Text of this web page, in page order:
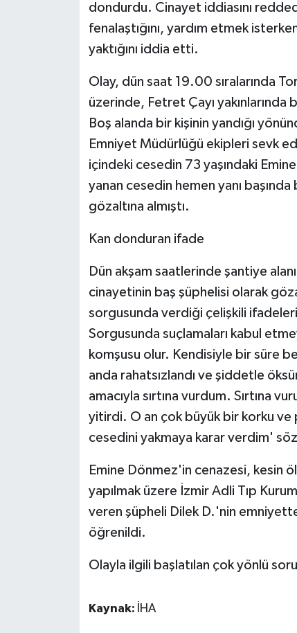
dondurdu. Cinayet iddiasını
fenalaştığını, yardım etmek
yaktığını iddia etti.
Olay, dün saat 19.00 sıralarında
üzerinde, Fetret Çayı
Boş alanda bir kişinin yandığı
Emniyet Müdürlüğü ekipleri sevk
içindeki cesedin 73 yaşındaki
yanan cesedin hemen yanı
gözaltına almıştı.
Kan donduran ifade
Dün akşam saatlerinde şantiye
cinayetinin baş şüphelisi olarak
sorgusunda verdiği çelişkili
Sorgusunda suçlamaları kabul
komşusu olur. Kendisiyle bir süre
anda rahatsızlandı ve şiddetle
amacıyla sırtına vurdum. Sırtına
yitirdi. O an çok büyük bir korku ve
cesedini yakmaya karar verdim'
Emine Dönmez'in cenazesi, kesin
yapılmak üzere İzmir Adli Tıp
veren şüpheli Dilek D.'nin
öğrenildi.
Olayla ilgili başlatılan çok yönlü
Kaynak: İHA
Jandarma
KÜLTÜR SANAT
Otomobil
POLİTİKA
SPOR HABERLERİ
ÜLKE GÜNDEMİ